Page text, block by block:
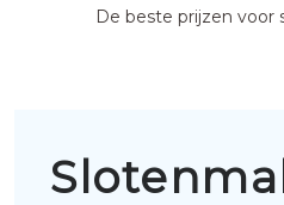
De beste prijzen voor